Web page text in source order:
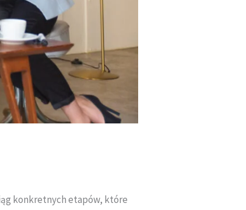
konkretnych etapów, które